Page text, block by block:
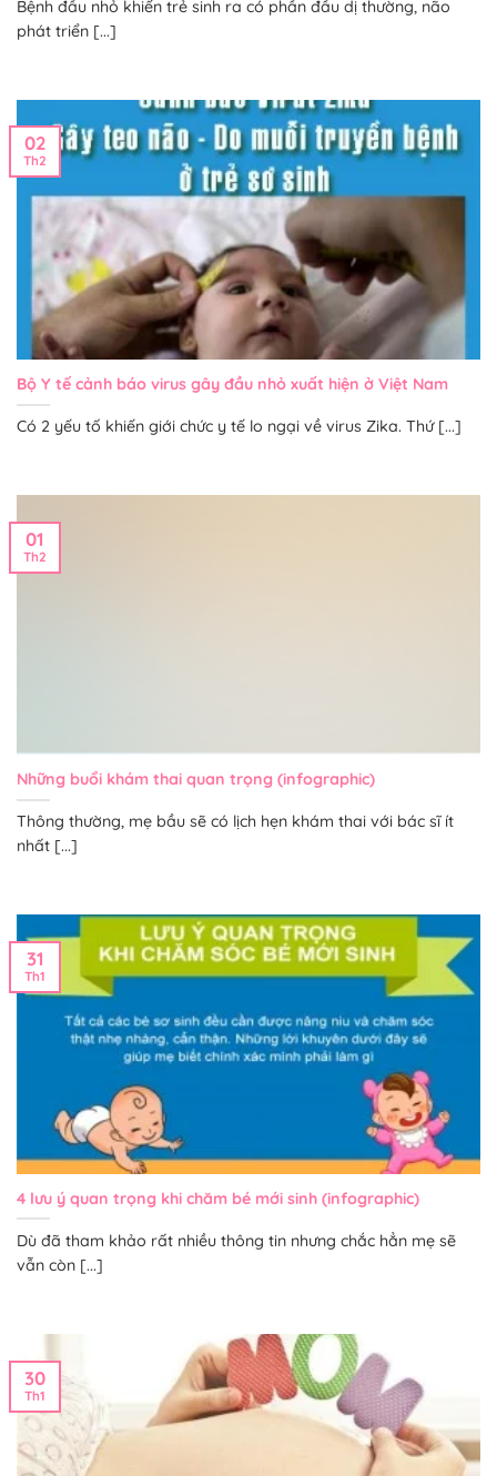
Bệnh đầu nhỏ khiến trẻ sinh ra có phần đầu dị thường, não
phát triển [...]
Bộ Y tế cảnh báo virus gây đầu nhỏ xuất hiện ở Việt Nam
Có 2 yếu tố khiến giới chức y tế lo ngại về virus Zika. Thứ [...]
02
Th2
Những buổi khám thai quan trọng (infographic)
Thông thường, mẹ bầu sẽ có lịch hẹn khám thai với bác sĩ ít
nhất [...]
01
Th2
4 lưu ý quan trọng khi chăm bé mới sinh (infographic)
Dù đã tham khảo rất nhiều thông tin nhưng chắc hẳn mẹ sẽ
vẫn còn [...]
31
Th1
30
Th1